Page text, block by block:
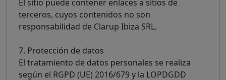
El sitio puede contener enlaces a sitios de
terceros, cuyos contenidos no son
responsabilidad de Clarup Ibiza SRL.
7. Protección de datos
El tratamiento de datos personales se realiza
según el RGPD (UE) 2016/679 y la LOPDGDD